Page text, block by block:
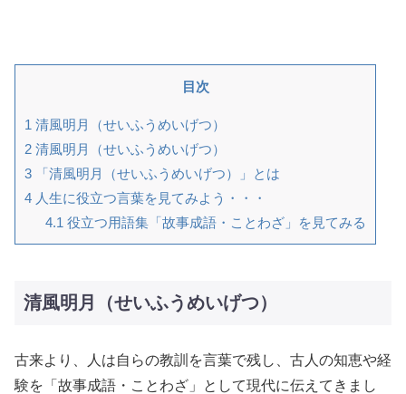
目次
1 清風明月（せいふうめいげつ）
2 清風明月（せいふうめいげつ）
3 「清風明月（せいふうめいげつ）」とは
4 人生に役立つ言葉を見てみよう・・・
4.1 役立つ用語集「故事成語・ことわざ」を見てみる
清風明月（せいふうめいげつ）
古来より、人は自らの教訓を言葉で残し、古人の知恵や経
験を「故事成語・ことわざ」として現代に伝えてきまし